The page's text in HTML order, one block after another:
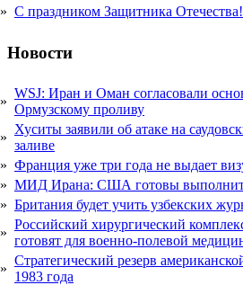
» С праздником Защитника Отечества!
Новости
»
WSJ: Иран и Оман согласовали
Ормузскому проливу
»
Хуситы заявили об атаке на
заливе
» Франция уже три года не выдает
» МИД Ирана: США готовы выполнить
» Британия будет учить узбекских
»
Российский хирургический
готовят для военно-полевой
»
Стратегический резерв
1983 года